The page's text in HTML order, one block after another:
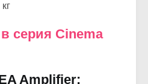
серия Cinema
Amplifier: